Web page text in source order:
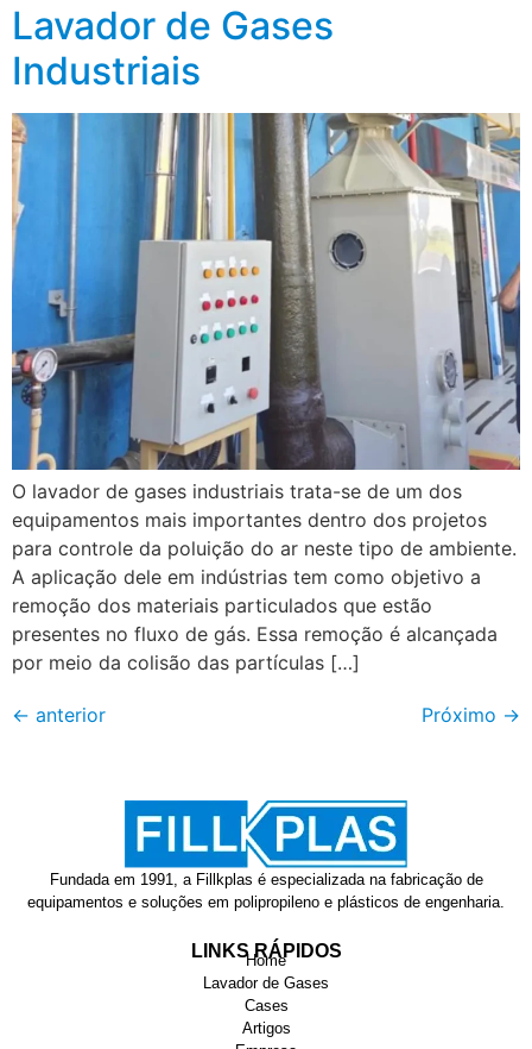
Lavador de Gases
Industriais
O lavador de gases industriais trata-se de um dos
equipamentos mais importantes dentro dos projetos
para controle da poluição do ar neste tipo de ambiente.
A aplicação dele em indústrias tem como objetivo a
remoção dos materiais particulados que estão
presentes no fluxo de gás. Essa remoção é alcançada
por meio da colisão das partículas […]
← anterior Próximo →
Fundada em 1991, a Fillkplas é especializada na fabricação de
equipamentos e soluções em polipropileno e plásticos de engenharia.
LINKS RÁPIDOS
Home
Lavador de Gases
Cases
Artigos